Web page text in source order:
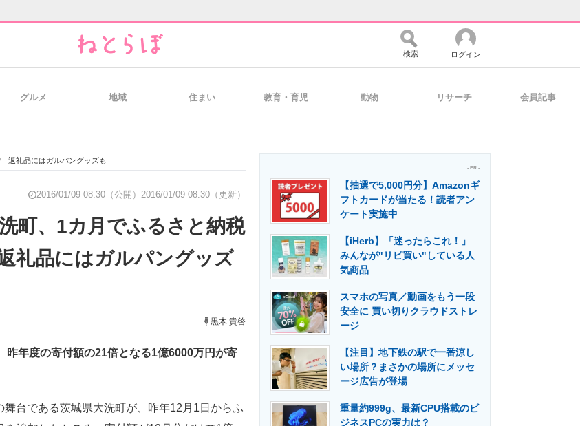
経営リーダーのコミュニティ マーケ×ITの今がよく分かる
イト IT製品の技術・比較・事例 製造業のIT導入・活用を支援
エネルギーの専門メディア 建設×テクノロジーの最前線
検索 ログイン
グルメ 地域 住まい 教育・育児 動物 リサーチ 会員記事
返礼品にはガルパングッズも
2016/01/09 08:30（公開） 2016/01/09 08:30（更新）
町、1カ月でふるさと納税
礼品にはガルパングッズ
黒木 貴啓
年度の寄付額の21倍となる1億6000万円が寄
台である茨城県大洗町が、昨年12月1日からふ
- PR -
【抽選で5,000円分】Amazonギ
フトカードが当たる！読者アン
ケート実施中
【iHerb】「迷ったらこれ！」
みんなが"リピ買い"している人
気商品
スマホの写真／動画をもう一段
安全に 買い切りクラウドストレ
ージ
【注目】地下鉄の駅で一番涼し
い場所？まさかの場所にメッセ
ージ広告が登場
重量約999g、最新CPU搭載のビ
ジネスPCの実力は？